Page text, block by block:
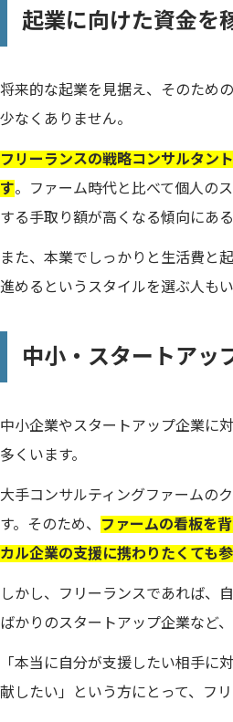
起業に向けた資金を
将来的な起業を見据え、そのため
少なくありません。
フリーランスの戦略コンサルタン
す。ファーム時代と比べて個人の
する手取り額が高くなる傾向にあ
また、本業でしっかりと生活費と
進めるというスタイルを選ぶ人もい
中小・スタートアッ
中小企業やスタートアップ企業に
多くいます。
大手コンサルティングファームの
す。そのため、
ファームの看板を
カル企業の支援に携わりたくても
しかし、フリーランスであれば、
ばかりのスタートアップ企業など
「本当に自分が支援したい相手に
献したい」という方にとって、フ